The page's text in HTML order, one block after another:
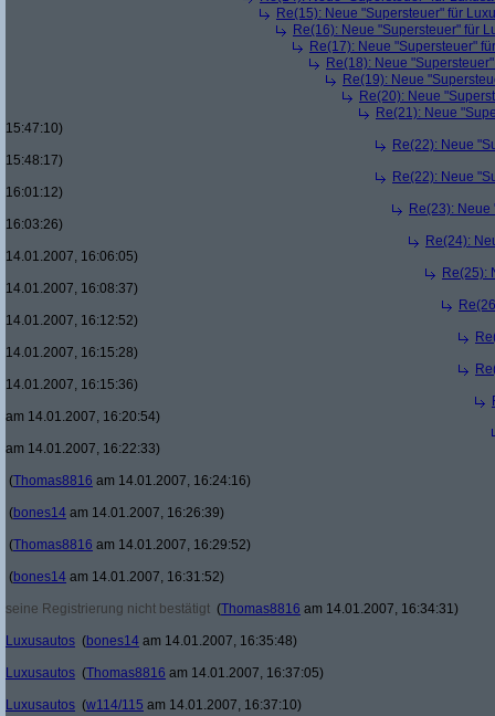
Re(15): Neue "Supersteuer" für
Re(16): Neue "Supersteuer" für
Re(17): Neue "Supersteuer"
Re(18): Neue
Re(19): Neue
Re(20): Neue
Re(21): Neue
15:47:10)
Re(22): Neue
15:48:17)
Re(22): Neue
16:01:12)
Re(23):
16:03:26)
Re(24):
14.01.2007, 16:06:05)
Re(25):
14.01.2007, 16:08:37)
14.01.2007, 16:12:52)
14.01.2007, 16:15:28)
14.01.2007, 16:15:36)
am 14.01.2007, 16:20:54)
am 14.01.2007, 16:22:33)
(Thomas8816 am 14.01.2007, 16:24:16)
(bones14 am 14.01.2007, 16:26:39)
(Thomas8816 am 14.01.2007, 16:29:52)
(bones14 am 14.01.2007, 16:31:52)
seine Registrierung nicht bestätigt (Thomas8816 am 14.01.2007, 16:34:31)
Luxusautos (bones14 am 14.01.2007, 16:35:48)
Luxusautos (Thomas8816 am 14.01.2007, 16:37:05)
Luxusautos (w114/115 am 14.01.2007, 16:37:10)